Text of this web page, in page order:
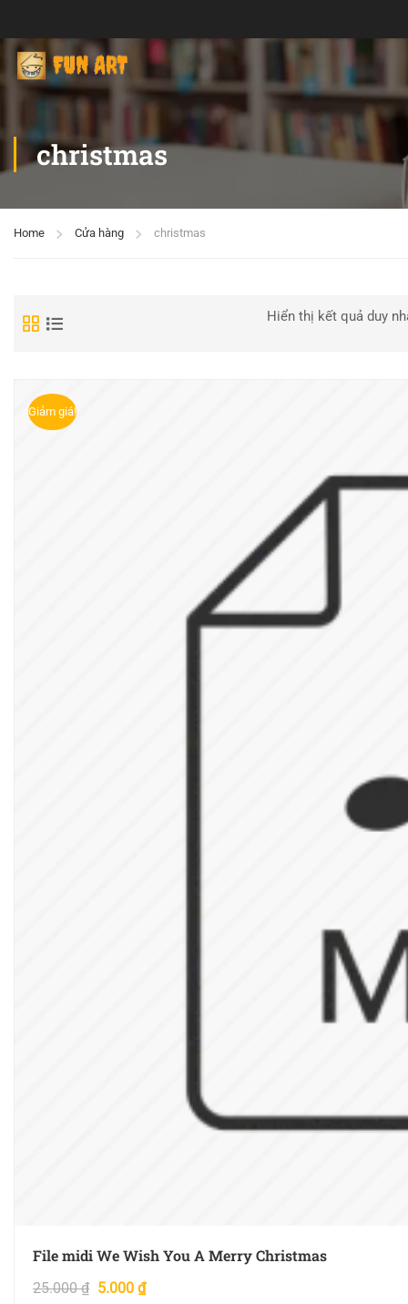
christmas
Home Cửa hàng christmas
Hiển thị kết quả duy
Giảm giá!
File midi We Wish You A Merry Christmas
25.000₫ 5.000 ₫